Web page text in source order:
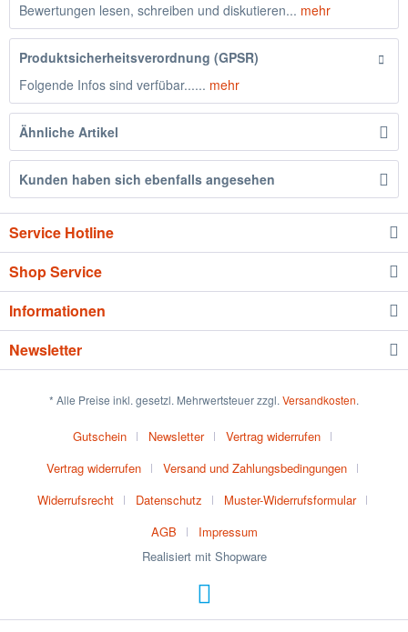
Bewertungen lesen, schreiben und diskutieren... mehr
Produktsicherheitsverordnung (GPSR)
Folgende Infos sind verfübar...... mehr
Ähnliche Artikel
Kunden haben sich ebenfalls angesehen
Service Hotline
Shop Service
Informationen
Newsletter
* Alle Preise inkl. gesetzl. Mehrwertsteuer zzgl. Versandkosten.
Gutschein Newsletter
Vertrag widerrufen
Vertrag widerrufen
Versand und Zahlungsbedingungen
Widerrufsrecht
Datenschutz
Muster-Widerrufsformular
AGB
Impressum
Realisiert mit Shopware